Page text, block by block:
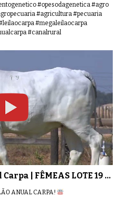
#opesodagenetica #agro
#agricultura #pecuaria
#megaleilaocarpa
#canalrural
45º Mega Leilão Anual Carpa | FÊMEAS LOTE 19 - 6386
ANUAL CARPA!